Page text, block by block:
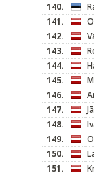
140.
141.
142.
143.
144.
145.
146.
147.
148.
149.
150.
151.